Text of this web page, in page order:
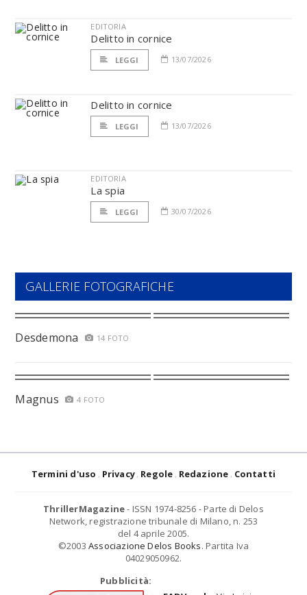
EDITORIA
Delitto in cornice
LEGGI 13/07/2026
Delitto in cornice
LEGGI 13/07/2026
EDITORIA
La spia
LEGGI 30/07/2026
GALLERIE FOTOGRAFICHE
Desdemona 14 FOTO
Magnus 4 FOTO
Termini d'uso Privacy Regole Redazione Contatti
ThrillerMagazine- ISSN 1974-8256 - Parte di Delos
Network, registrazione tribunale di Milano, n. 253
del 4 aprile 2005.
©2003 Associazione Delos Books. Partita Iva
04029050962.
Pubblicità: